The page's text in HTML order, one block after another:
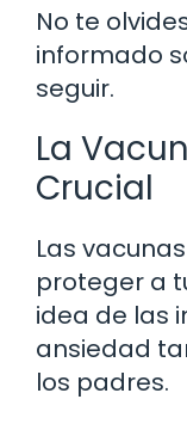
No te
informado
seguir.
La
Crucial
Las
proteger a
idea de las
ansiedad
los padres.